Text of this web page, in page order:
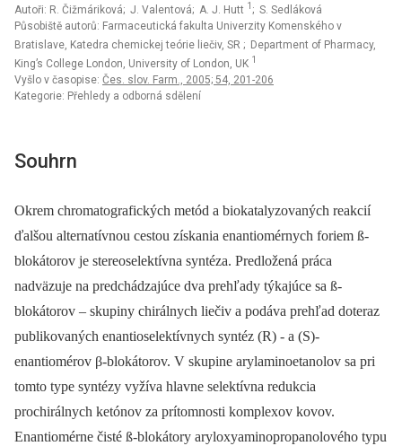
Autoři: R. Čižmáriková; J. Valentová; A. J. Hutt 1 ; S. Sedláková
Působiště autorů: Farmaceutická fakulta Univerzity Komenského v
Bratislave, Katedra chemickej teórie liečiv, SR ; Department of Pharmacy,
King’s College London, University of London, UK 1
Vyšlo v časopise: Čes. slov. Farm., 2005; 54, 201-206
Kategorie: Přehledy a odborná sdělení
Souhrn
Okrem chromatografických metód a biokatalyzovaných reakcií
ďalšou alternatívnou cestou získania enantiomérnych foriem ß-
blokátorov je stereoselektívna syntéza. Predložená práca
nadväzuje na predchádzajúce dva prehľady týkajúce sa ß-
blokátorov –⁠ skupiny chirálnych liečiv a podáva prehľad doteraz
publikovaných enantioselektívnych syntéz (R) -⁠ a (S)-
enantiomérov β-blokátorov. V skupine arylaminoetanolov sa pri
tomto type syntézy vyžíva hlavne selektívna redukcia
prochirálnych ketónov za prítomnosti komplexov kovov.
Enantiomérne čisté ß-blokátory aryloxyaminopropanolového typu